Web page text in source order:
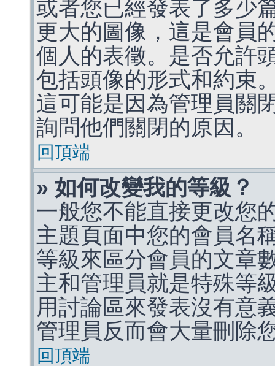
或者您已經發表了多少
更大的圖像，這是會員
個人的表徵。是否允許
包括頭像的形式和約束
這可能是因為管理員關
詢問他們關閉的原因。
回頂端
» 如何改變我的等級？
一般您不能直接更改您
主題頁面中您的會員名
等級來區分會員的文章
主和管理員就是特殊等
用討論區來發表沒有意
管理員反而會大量刪除
回頂端